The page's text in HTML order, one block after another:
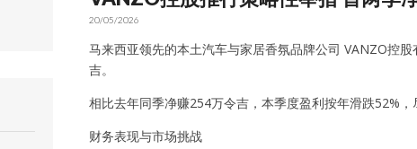
20/05/2026
马来西亚领先的本土汽车与家居香氛品牌公司 VANZO控
吉。
相比去年同季净赚254万令吉，本季度盈利按年滑跌52%
财务表现与市场挑战